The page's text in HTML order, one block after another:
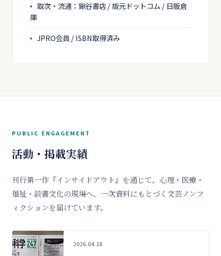
取次・流通：鍬谷書店 / 版元ドットコム / 日販倉
庫
JPRO会員 / ISBN取得済み
PUBLIC ENGAGEMENT
活動・掲載実績
刊行第一作『インサイドアウト』を通じて、心理・医療・
福祉・読書文化の現場へ、一次資料にもとづく文芸ノンフ
ィクションを届けています。
2026.04.18